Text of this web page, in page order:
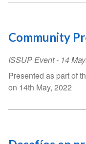
Community
ISSUP Event- 14
Presented as part of
on 14th May, 2022